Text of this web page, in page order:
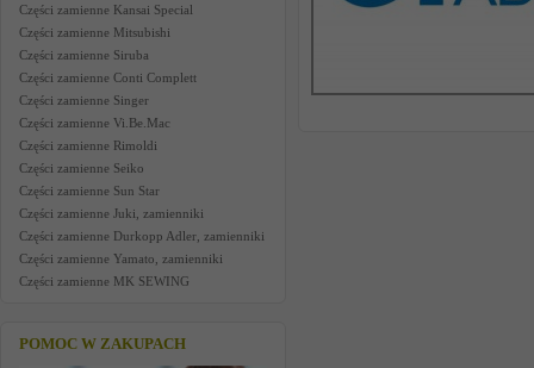
Części zamienne Kansai Special
Części zamienne Mitsubishi
Części zamienne Siruba
Części zamienne Conti Complett
Części zamienne Singer
Części zamienne Vi.Be.Mac
Części zamienne Rimoldi
Części zamienne Seiko
Części zamienne Sun Star
Części zamienne Juki, zamienniki
Części zamienne Durkopp Adler, zamienniki
Części zamienne Yamato, zamienniki
Części zamienne MK SEWING
POMOC W ZAKUPACH